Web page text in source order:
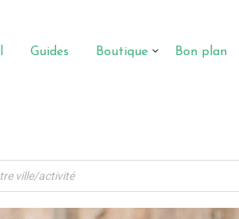
Guides Boutique Bon plan